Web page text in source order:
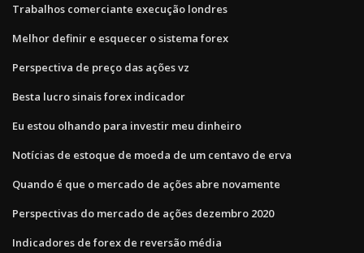
Trabalhos comerciante execução londres
Melhor definir e esquecer o sistema forex
Perspectiva de preço das ações vz
Besta lucro sinais forex indicador
Eu estou olhando para investir meu dinheiro
Notícias de estoque de moeda de um centavo de erva
Quando é que o mercado de ações abre novamente
Perspectivas do mercado de ações dezembro 2020
Indicadores de forex de reversão média